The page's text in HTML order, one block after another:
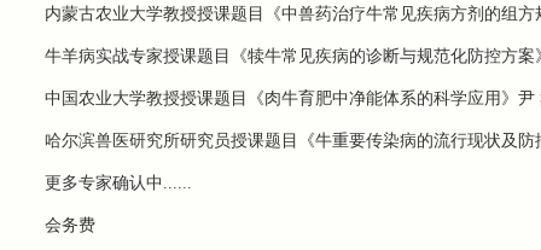
内蒙古农业大学教授授课题目《中兽药治疗牛常见疾病方剂的组
牛羊病实战专家授课题目《犊牛常见疾病的诊断与规范化防控方案
中国农业大学教授授课题目《肉牛育肥中净能体系的科学应用》
哈尔滨兽医研究所研究员授课题目《牛重要传染病的流行现状及防
更多专家确认中 ......
会务费